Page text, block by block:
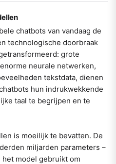
chatbots van vandaag de
technologische doorbraak
grote
neurale netwerken,
tekstdata, dienen
hun indrukwekkende
taal te begrijpen en te
is moeilijk te bevatten. De
miljarden parameters –
het model gebruikt om